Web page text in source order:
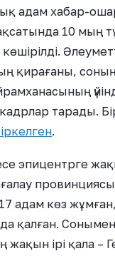
адам хабар-
10 мың
қирағаны,
тарады.
.
эпицентрге
адам көз
қалған.
жақын ірі қала –